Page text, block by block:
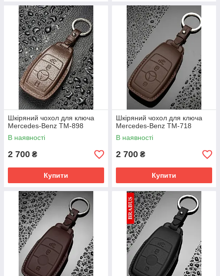
Шкіряний чохол для ключа
Mercedes-Benz TM-898
В наявності
2 700 ₴
Купити
Шкіряний чохол для ключа
Mercedes-Benz TM-718
В наявності
2 700 ₴
Купити